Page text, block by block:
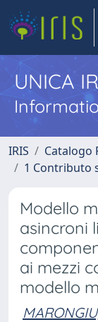
UNICA
IRIS
Catalogo
1 Contributo
Modello
asincroni
ai mezzi
modello